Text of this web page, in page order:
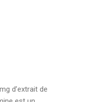
d’extrait de